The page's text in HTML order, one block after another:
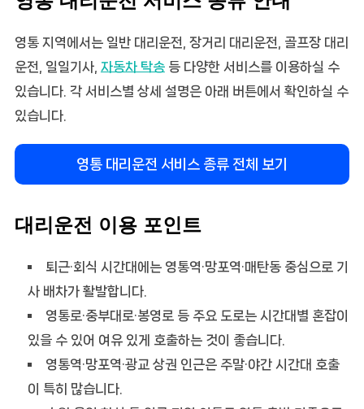
영통 지역에서는 일반 대리운전, 장거리 대리운전, 골프장 대리
운전, 일일기사, 자동차 탁송등 다양한 서비스를 이용하실 수
있습니다. 각 서비스별 상세 설명은 아래 버튼에서 확인하실 수
있습니다.
영통 대리운전 서비스 종류 전체 보기
대리운전 이용 포인트
퇴근·회식 시간대에는 영통역·망포역·매탄동 중심으로 기
사 배차가 활발합니다.
영통로·중부대로·봉영로 등 주요 도로는 시간대별 혼잡이
있을 수 있어 여유 있게 호출하는 것이 좋습니다.
영통역·망포역·광교 상권 인근은 주말·야간 시간대 호출
이 특히 많습니다.